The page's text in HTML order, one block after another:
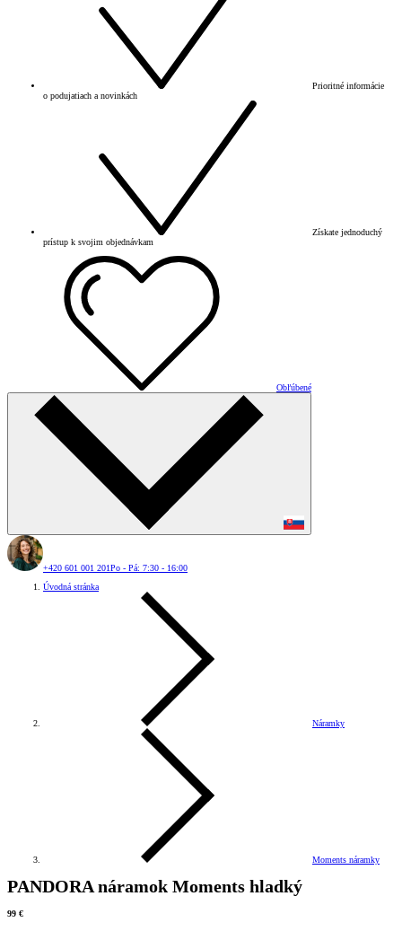
Prioritné informácie
o podujatiach a novinkách
Získate jednoduchý
prístup k svojim objednávkam
Obľúbené
+420 601 001 201Po - Pá: 7:30 - 16:00
Úvodná stránka
Náramky
Moments náramky
PANDORA náramok Moments hladký
99 €